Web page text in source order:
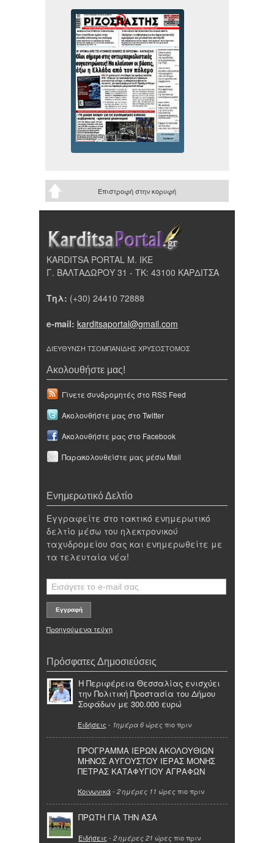
Επιστροφή στην κορυφή
KARDITSA PORTAL Μ. ΙΚΕ
Γ. ΒΑΛΤΑΔΩΡΟΥ 31 - ΤΚ: 43100 ΚΑΡΔΙΤΣΑ
Τηλ: (+30) 24410 72888
e-mail: karditsaportal@gmail.com
ΔΙΕΥΘΥΝΣΗ ΤΣΟΜΠΑΝΙΔΗΣ ΧΡΥΣΟΣΤΟΜΟΣ
Ακολουθήστε μας!
Γίνετε συνδρομητές στο RSS Feed
Ακολουθήστε μας στο Twitter
Ακολουθήστε μας στο Facebook
Παρακολουθείστε μας μέσω Mail
Ενημερωτικό Δελτίο
Εγγραφείτε στο τακτικό ενημερωτικό
δελτίο μέσω του ηλεκτρονικού
ταχυδρομείου σας και ενημερωθείτε με
τα τελευταία νέα!
Προηγούμενα τεύχη
Πρόσφατες Δημοσιεύσεις
Η Περιφέρεια Θεσσαλίας ενισχύει
την Πολιτική Προστασία του Δήμου
Σοφάδων με 300.000 ευρώ
Ειδήσεις - 1ημέρα 6 ώρες πιο πριν
ΠΡΟΓΡΑΜΜΑ ΙΕΡΩΝ ΑΚΟΛΟΥΘΙΩΝ
ΜΗΝΟΣ ΑΥΓΟΥΣΤΟΥ ΙΕΡΑΣ ΜΟΝΗΣ
ΠΕΤΡΑΣ ΚΑΤΑΦΥΓΙΟΥ ΑΓΡΑΦΩΝ
Κοινωνικά- 2 ημέρες 11 ώρες πιο πριν
ΠΡΩΤΗ ΓΙΑ ΤΗΝ ΑΣΑ
Ειδήσεις - 2 ημέρες 21 ώρες πιο πριν